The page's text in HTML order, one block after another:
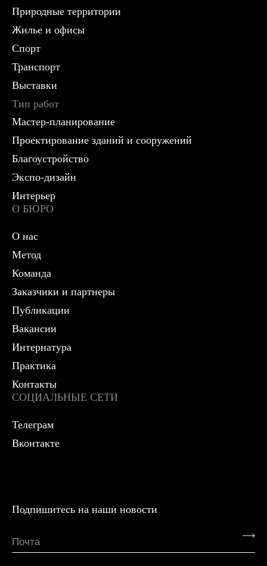
Природные территории
Жилье и офисы
Спорт
Транспорт
Выставки
Тип работ
Мастер-планирование
Проектирование зданий и сооружений
Благоустройство
Экспо-дизайн
Интерьер
О БЮРО
О нас
Метод
Команда
Заказчики и партнеры
Публикации
Вакансии
Интернатура
Практика
Контакты
СОЦИАЛЬНЫЕ СЕТИ
Телеграм
Вконтакте
Подпишитесь на наши новости